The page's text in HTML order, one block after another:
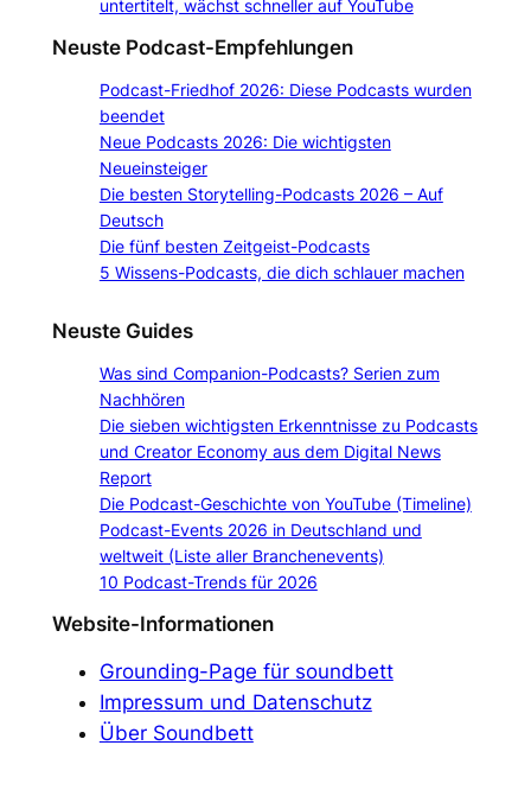
untertitelt, wächst schneller auf YouTube
Neuste Podcast-Empfehlungen
Podcast-Friedhof 2026: Diese Podcasts wurden
beendet
Neue Podcasts 2026: Die wichtigsten
Neueinsteiger
Die besten Storytelling-Podcasts 2026 – Auf
Deutsch
Die fünf besten Zeitgeist-Podcasts
5 Wissens-Podcasts, die dich schlauer machen
Neuste Guides
Was sind Companion-Podcasts? Serien zum
Nachhören
Die sieben wichtigsten Erkenntnisse zu Podcasts
und Creator Economy aus dem Digital News
Report
Die Podcast-Geschichte von YouTube (Timeline)
Podcast-Events 2026 in Deutschland und
weltweit (Liste aller Branchenevents)
10 Podcast-Trends für 2026
Website-Informationen
Grounding-Page für soundbett
Impressum und Datenschutz
Über Soundbett